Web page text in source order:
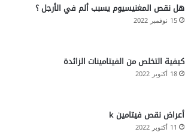
هل نقص المغنيسيوم يسبب ألم في الأرجل ؟
15 نوفمبر 2022
كيفية التخلص من الفيتامينات الزائدة
18 أكتوبر 2022
أعراض نقص فيتامين k
11 أكتوبر 2022